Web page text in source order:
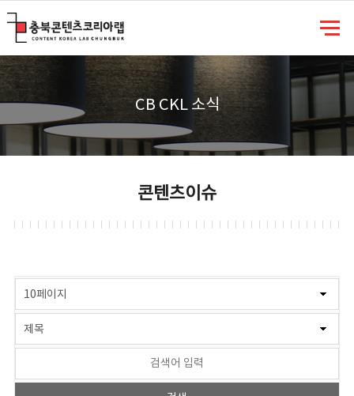
CB CKL 소식
콘텐츠이슈